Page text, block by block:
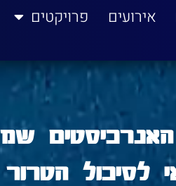
אירועים פרויקטים
לסיכול